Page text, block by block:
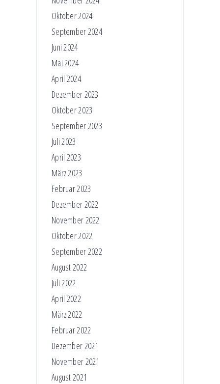
Oktober 2024
September 2024
Juni 2024
Mai 2024
April 2024
Dezember 2023
Oktober 2023
September 2023
Juli 2023
April 2023
März 2023
Februar 2023
Dezember 2022
November 2022
Oktober 2022
September 2022
August 2022
Juli 2022
April 2022
März 2022
Februar 2022
Dezember 2021
November 2021
August 2021